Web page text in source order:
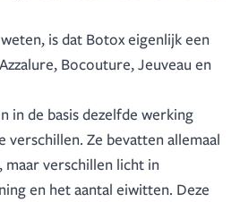
is dat Botox eigenlijk een
Bocouture, Jeuveau en
in de basis dezelfde werking
verschillen. Ze bevatten allemaal
verschillen licht in
en het aantal eiwitten. Deze